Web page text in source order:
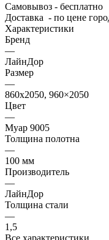
Самовывоз - бесплатно
Доставка - по цене
Характеристики
Бренд
—
ЛайнДор
Размер
—
860х2050, 960×2050
Цвет
—
Муар 9005
Толщина полотна
—
100 мм
Производитель
—
ЛайнДор
Толщина стали
—
1,5
Все характеристики